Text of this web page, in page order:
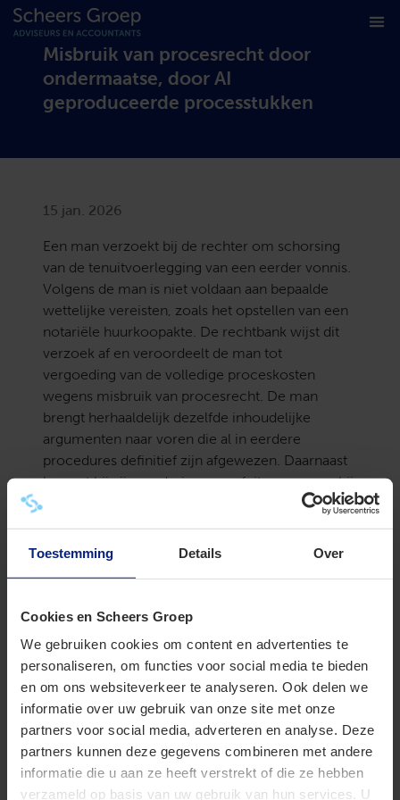
Toestemming Details Over
Cookies en Scheers Groep
We gebruiken cookies om content en advertenties te
personaliseren, om functies voor social media te bieden
en om ons websiteverkeer te analyseren. Ook delen we
informatie over uw gebruik van onze site met onze
partners voor social media, adverteren en analyse. Deze
partners kunnen deze gegevens combineren met andere
informatie die u aan ze heeft verstrekt of die ze hebben
verzameld op basis van uw gebruik van hun services. U
Misbruik van procesrecht door
ondermaatse, door AI
geproduceerde processtukken
15 jan. 2026
Een man verzoekt bij de rechter om schorsing
van de tenuitvoerlegging van een eerder vonnis.
Volgens de man is niet voldaan aan bepaalde
wettelijke vereisten, zoals het opstellen van een
notariële huurkoopakte. De rechtbank wijst dit
verzoek af en veroordeelt de man tot
vergoeding van de volledige proceskosten
wegens misbruik van procesrecht. De man
brengt herhaaldelijk dezelfde inhoudelijke
argumenten naar voren die al in eerdere
procedures definitief zijn afgewezen. Daarnaast
baseert hij zijn vorderingen op feiten waarvan hij
wist, of had moeten weten, dat deze juridisch
onjuist zijn.
De rechter weegt mee dat de man zijn
processtukken naar eigen zeggen heeft
Het zonder meer gebruiken van ondermaatse,
door AI geproduceerde processtukken draagt
volgens de rechter bij aan het misbruik van
procesrecht. Die processtukken bevatten
verschillende onbegrijpelijke verwijzingen naar
wetsartikelen en juridische onjuistheden. De
rechter rekent het de man aan dat hij de door AI
geproduceerde stukken niet goed naleest en de